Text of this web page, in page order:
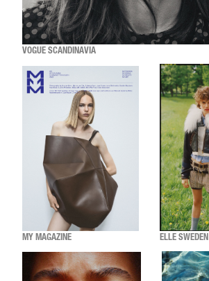
VOGUE SCANDINAVIA
MY MAGAZINE ELLE SWEDEN